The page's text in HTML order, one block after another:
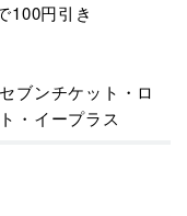
100円引き
ブンチケット・ロ
・イープラス